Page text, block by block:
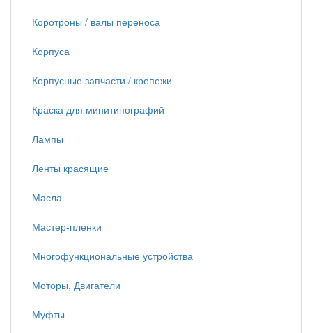
Коротроны / валы переноса
Корпуса
Корпусные запчасти / крепежи
Краска для минитипографий
Лампы
Ленты красящие
Масла
Мастер-пленки
Многофункциональные устройства
Моторы, Двигатели
Муфты